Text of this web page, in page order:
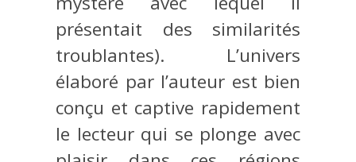
présentait des similarités
troublantes). L’univers
élaboré par l’auteur est bien
conçu et captive rapidement
le lecteur qui se plonge avec